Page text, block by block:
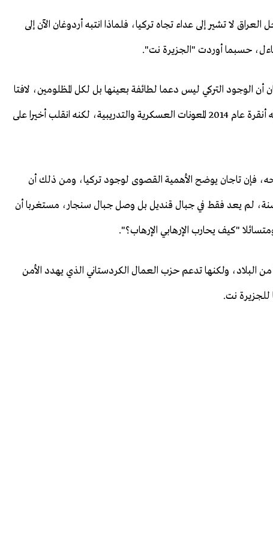
بقيمة 17 مليار دولار داخل العراق لا تشير إلى عداء تجاه تركيا، فلماذا انتبه أردوغان الآن إلى
حسبما أوردت "الجزيرة نت".
أن الوجود التركي ليس دعما لطائفة بعينها بل لكل المظلومين، لافتا
إلى أن رئيس الوزراء العراقي حيدر العبادي طلب في زيارته أنقرة عام 2014 المعونات العسكرية والتدريبية، لكنه انقلب أخيرا على
فإن تاجان يوضح الأهمية القصوى لوجود تركيا، ومن ذلك أن
سنة، لم يعد فقط في جبال قنديل بل وصل جبال سنجار، مستغربا أن
"كيف يحارب الإرهابي الإرهاب؟".
ولكنها تدعم حزب العمال الكردستاني الذي يهدد الأمن
للجزيرة نت.